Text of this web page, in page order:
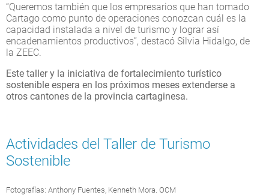
“Queremos también que los empresarios que han tomado
Cartago como punto de operaciones conozcan cuál es la
capacidad instalada a nivel de turismo y lograr así
encadenamientos productivos”, destacó Silvia Hidalgo, de
la ZEEC.
Este taller y la iniciativa de fortalecimiento turístico
sostenible espera en los próximos meses extenderse a
otros cantones de la provincia cartaginesa.
Actividades del Taller de Turismo
Sostenible
Fotografías: Anthony Fuentes, Kenneth Mora. OCM